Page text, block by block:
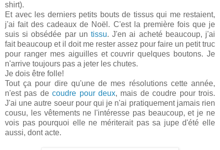
shirt).
Et avec les derniers petits bouts de tissus qui me restaient,
j'ai fait des cadeaux de Noël. C'est la première fois que je
suis si obsédée par un tissu. J'en ai acheté beaucoup, j'ai
fait beaucoup et il doit me rester assez pour faire un petit truc
pour ranger mes aiguilles et couvrir quelques boutons. Je
n'arrive toujours pas a jeter les chutes.
Je dois être folle!
Tout ça pour dire qu'une de mes résolutions cette année,
n'est pas decoudre pour deux, mais de coudre pour trois.
J'ai une autre soeur pour qui je n'ai pratiquement jamais rien
cousu, les vêtements ne l'intéresse pas beaucoup, et je ne
vois pas pourquoi elle ne mériterait pas sa jupe d'été elle
aussi, dont acte.